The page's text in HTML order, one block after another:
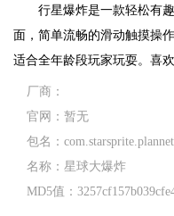
行星爆炸是一款轻松有
面，简单流畅的滑动触摸操
适合全年龄段玩家玩耍。喜
厂商：
官网： 暂无
包名：
名称： 星球大爆炸
MD5值：